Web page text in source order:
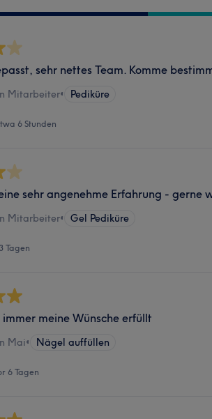
sehr nettes Team. Komme
Mitarbeiter• Pediküre
6 Stunden
sehr angenehme Erfahrung - gerne
Mitarbeiter• Gel Pediküre
Tagen
meine Wünsche erfüllt
Mai• Nägel auffüllen
6 Tagen